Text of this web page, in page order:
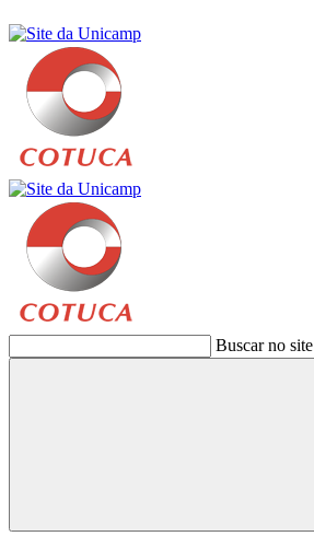
Buscar no site
Buscar